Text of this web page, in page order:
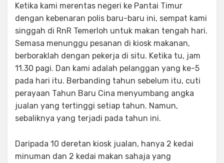
Ketika kami merentas negeri ke Pantai Timur
dengan kebenaran polis baru-baru ini, sempat kami
singgah di RnR Temerloh untuk makan tengah hari.
Semasa menunggu pesanan di kiosk makanan,
berboraklah dengan pekerja di situ. Ketika tu, jam
11.30 pagi. Dan kami adalah pelanggan yang ke-5
pada hari itu. Berbanding tahun sebelum itu, cuti
perayaan Tahun Baru Cina menyumbang angka
jualan yang tertinggi setiap tahun. Namun,
sebaliknya yang terjadi pada tahun ini.
Daripada 10 deretan kiosk jualan, hanya 2 kedai
minuman dan 2 kedai makan sahaja yang